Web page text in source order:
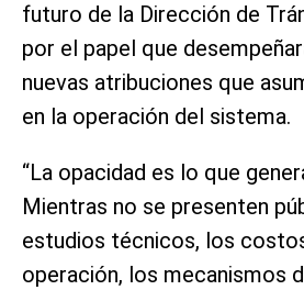
futuro de la Dirección de
por el papel que
nuevas atribuciones que
en la operación del sistema.
“La opacidad es lo que
Mientras no se presenten
estudios técnicos, los
operación, los mecanismos